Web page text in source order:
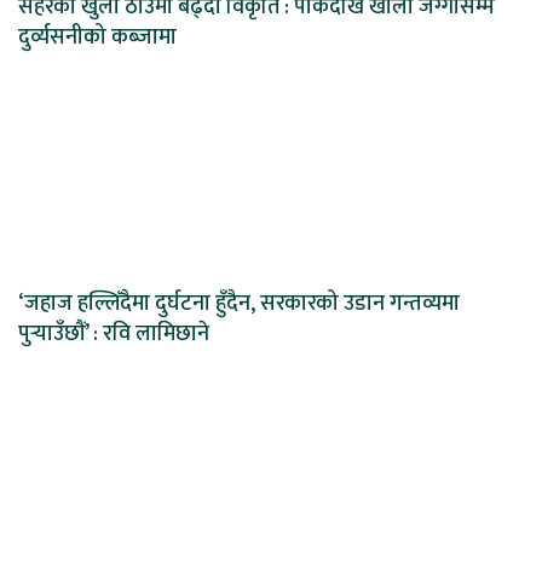
सहरका खुला ठाउँमा बढ्दो विकृति : पार्कदेखि खाली जग्गासम्म
दुर्व्यसनीको कब्जामा
‘जहाज हल्लिँदैमा दुर्घटना हुँदैन, सरकारको उडान गन्तव्यमा
पुर्‍याउँछौं’ : रवि लामिछाने